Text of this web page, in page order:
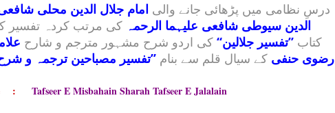
درسِ نظامی میں پڑھائی جانے والی امام جلال الدین محلی
الدین سیوطی شافعی علیہما الرحمہ کی مرتب کردہ تفسیر
کتاب ’’تفسیر جلالین‘‘کی اردو شرح مشہور مترجم و شارح
رضوی حنفی کے سیال قلم سے بنام’’تفسیر مصباحین ترجمہ و شرح
: Tafseer E Misbahain Sharah Tafseer E Jalalain